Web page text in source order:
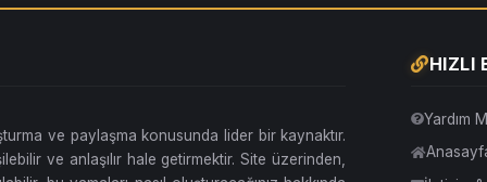
ve paylaşma konusunda lider bir kaynaktır.
ve anlaşılır hale getirmektir. Site üzerinden,
HIZLI
Yardım